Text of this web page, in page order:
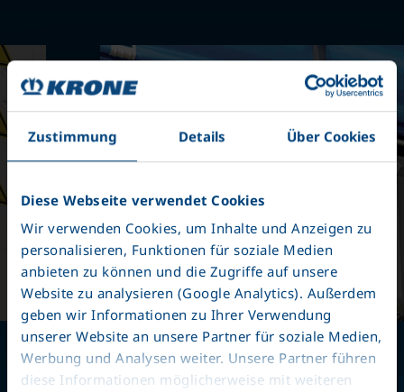
Zustimmung Details Über Cookies
Diese Webseite verwendet Cookies
Wir verwenden Cookies, um Inhalte und Anzeigen zu
personalisieren, Funktionen für soziale Medien
anbieten zu können und die Zugriffe auf unsere
Website zu analysieren (Google Analytics). Außerdem
geben wir Informationen zu Ihrer Verwendung
unserer Website an unsere Partner für soziale Medien,
Werbung und Analysen weiter. Unsere Partner führen
diese Informationen möglicherweise mit weiteren
Güvenli pozisyona